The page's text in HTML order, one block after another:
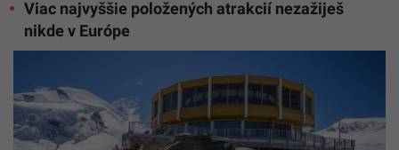
Viac najvyššie položených atrakcií nezažiješ
nikde v Európe